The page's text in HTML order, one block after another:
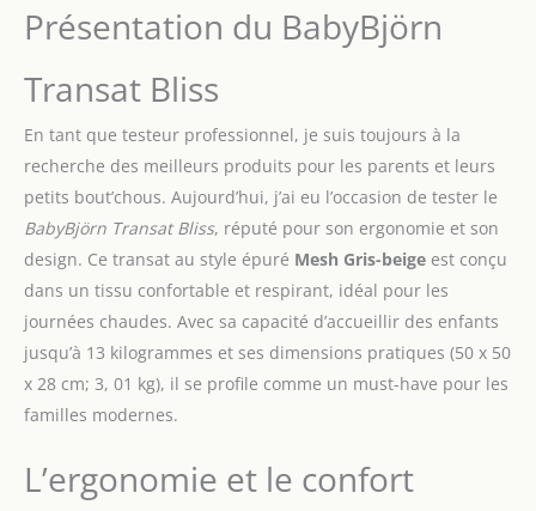
trois textiles doux : coton,
mesh et jersey 3D ultra-
Présentation du BabyBjörn
Transat Bliss
En tant que testeur professionnel, je suis toujours à la
recherche des meilleurs produits pour les parents et leurs
petits bout’chous. Aujourd’hui, j’ai eu l’occasion de tester le
BabyBjörn Transat Bliss, réputé pour son ergonomie et son
design. Ce transat au style épuré Mesh Gris-beige est conçu
dans un tissu confortable et respirant, idéal pour les
journées chaudes. Avec sa capacité d’accueillir des enfants
jusqu’à 13 kilogrammes et ses dimensions pratiques (50 x 50
x 28 cm; 3, 01 kg), il se profile comme un must-have pour les
familles modernes.
L’ergonomie et le confort